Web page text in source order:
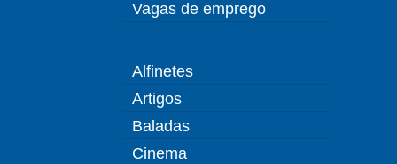
Vagas de emprego
Alfinetes
Artigos
Baladas
Cinema